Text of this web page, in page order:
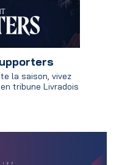
la saison, vivez
tribune Livradois